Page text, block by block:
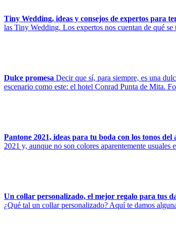
Tiny Wedding, ideas y consejos de expertos para
las Tiny Wedding. Los expertos nos cuentan de qué se
Dulce promesa Decir que sí, para siempre, es una
escenario como este: el hotel Conrad Punta de Mita.
Pantone 2021, ideas para tu boda con los tonos del
2021 y, aunque no son colores aparentemente
Un collar personalizado, el mejor regalo para tus
¿Qué tal un collar personalizado? Aquí te damos